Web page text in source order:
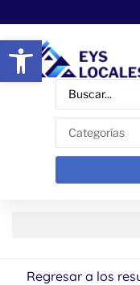
Abrir barra de
Regresar a los